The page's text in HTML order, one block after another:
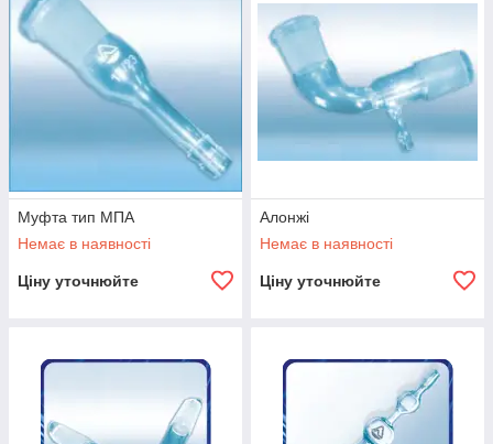
Муфта тип МПА
Немає в наявності
Ціну уточнюйте
Алонжі
Немає в наявності
Ціну уточнюйте